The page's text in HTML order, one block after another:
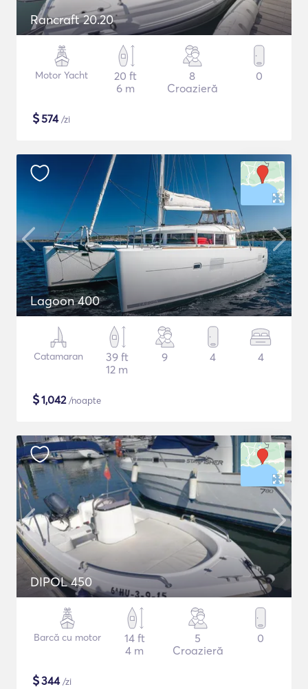
Rancraft 20.20
Motor Yacht
20 ft
6 m
8
Croazieră
0
$574/zi
Lagoon 400
Catamaran
39 ft
12 m
9 4 4
$1,042/noapte
DIPOL 450
Barcă cu motor
14 ft
4 m
5
Croazieră
0
$344/zi